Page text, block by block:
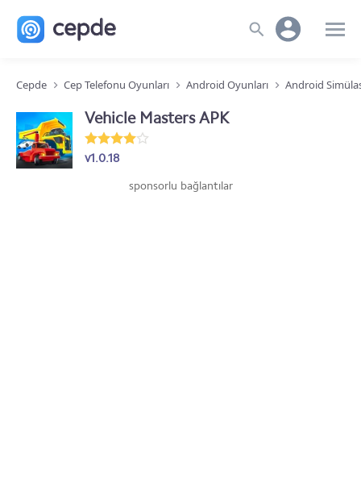
Cepde Cep Telefonu Oyunları Android Oyunları Android
Vehicle Masters APK
v1.0.18
sponsorlu bağlantılar